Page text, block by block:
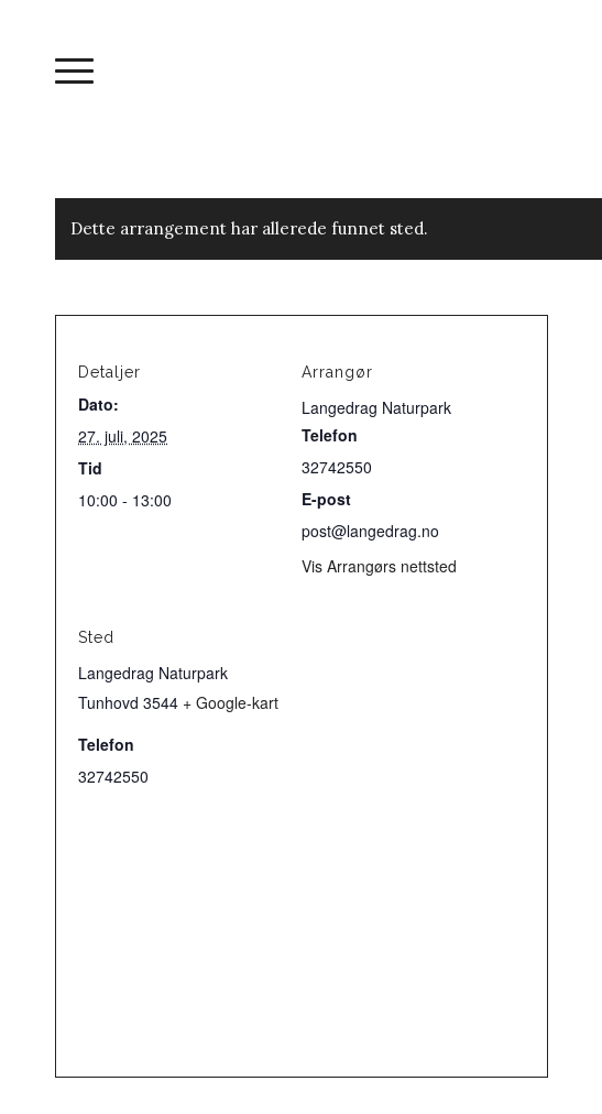
Dette arrangement har allerede funnet sted.
Detaljer
Dato:
27. juli, 2025
Tid
10:00 - 13:00
Arrangør
Langedrag Naturpark
Telefon
32742550
E-post
post@langedrag.no
Vis Arrangørs nettsted
Sted
Langedrag Naturpark
Tunhovd 3544 + Google-kart
Telefon
32742550